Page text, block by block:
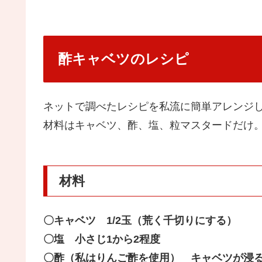
酢キャベツのレシピ
ネットで調べたレシピを私流に簡単アレンジ
材料はキャベツ、酢、塩、粒マスタードだけ。
材料
〇キャベツ 1/2玉（荒く千切りにする）
〇塩 小さじ1から2程度
〇酢（私はりんご酢を使用） キャベツが浸